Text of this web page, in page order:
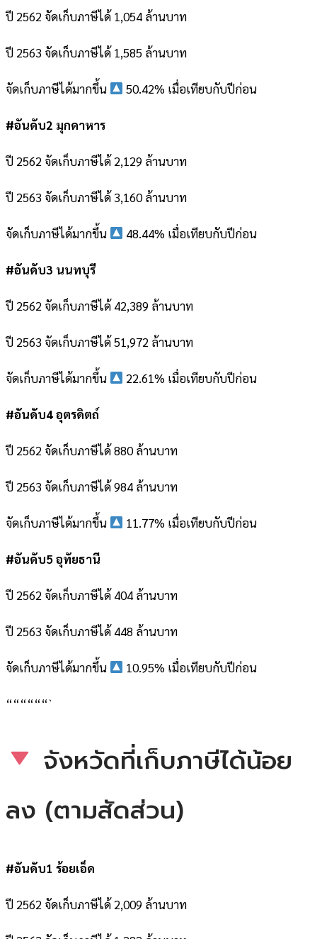
ปี 2562 จัดเก็บภาษีได้ 1,054 ล้านบาท
ปี 2563 จัดเก็บภาษีได้ 1,585 ล้านบาท
จัดเก็บภาษีได้มากขึ้น 50.42% เมื่อเทียบกับปีก่อน
#อันดับ2 มุกดาหาร
ปี 2562 จัดเก็บภาษีได้ 2,129 ล้านบาท
ปี 2563 จัดเก็บภาษีได้ 3,160 ล้านบาท
จัดเก็บภาษีได้มากขึ้น 48.44% เมื่อเทียบกับปีก่อน
#อันดับ3 นนทบุรี
ปี 2562 จัดเก็บภาษีได้ 42,389 ล้านบาท
ปี 2563 จัดเก็บภาษีได้ 51,972 ล้านบาท
จัดเก็บภาษีได้มากขึ้น 22.61% เมื่อเทียบกับปีก่อน
#อันดับ4 อุตรดิตถ์
ปี 2562 จัดเก็บภาษีได้ 880 ล้านบาท
ปี 2563 จัดเก็บภาษีได้ 984 ล้านบาท
จัดเก็บภาษีได้มากขึ้น 11.77% เมื่อเทียบกับปีก่อน
#อันดับ5 อุทัยธานี
ปี 2562 จัดเก็บภาษีได้ 404 ล้านบาท
ปี 2563 จัดเก็บภาษีได้ 448 ล้านบาท
จัดเก็บภาษีได้มากขึ้น 10.95% เมื่อเทียบกับปีก่อน
““““““`
จังหวัดที่เก็บภาษีได้น้อย
ลง (ตามสัดส่วน)
#อันดับ1 ร้อยเอ็ด
ปี 2562 จัดเก็บภาษีได้ 2,009 ล้านบาท